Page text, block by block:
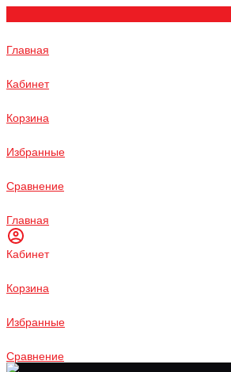
Главная
Кабинет
Корзина
Избранные
Сравнение
Главная
Кабинет
Корзина
Избранные
Сравнение